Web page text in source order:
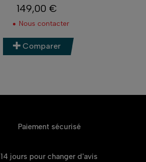
Prix
149,00 €
Nous contacter
Comparer
Paiement sécurisé
14 jours pour changer d'avis